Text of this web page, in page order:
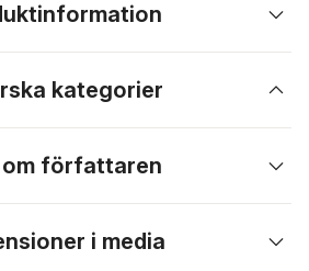
kategorier
om författaren
i media